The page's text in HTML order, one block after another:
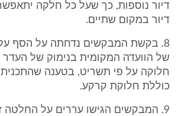
דיור במקום שתיים.
8. בקשת המבקשים נדחתה על הסף על
של הוועדה המקומית בנימוק של
כוללת חלוקת קרקע.
9. המבקשים הגישו עררים על החלטה